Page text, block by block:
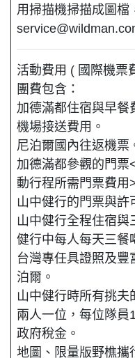
用掃描機掃描成圖檔
活動費用 ( 國際機票
團費包含：
加德滿都住宿與早餐
機場接送費用。
尼泊爾國內往返機票
加德滿都參觀的門票
動行程所需門票費用
山中健行的門票與許
山中健行全程住宿與
健行中每人每天三餐
台灣專任具證照及豐
泊爾。
山中健行時所有挑夫
兩人一位，每位隊員
政府稅金。
地圖、限量版野樵攜